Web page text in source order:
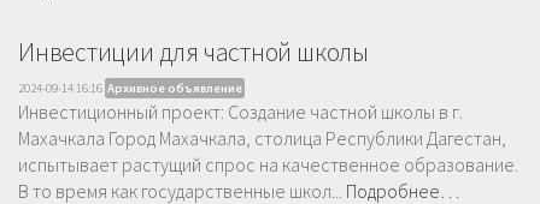
Инвестиции для частной школы
2024-09-14 16:16 Архивное объявление
Инвестиционный проект: Создание частной школы в г.
Махачкала Город Махачкала, столица Республики Дагестан,
испытывает растущий спрос на качественное образование.
В то время как государственные школ... Подробнее…